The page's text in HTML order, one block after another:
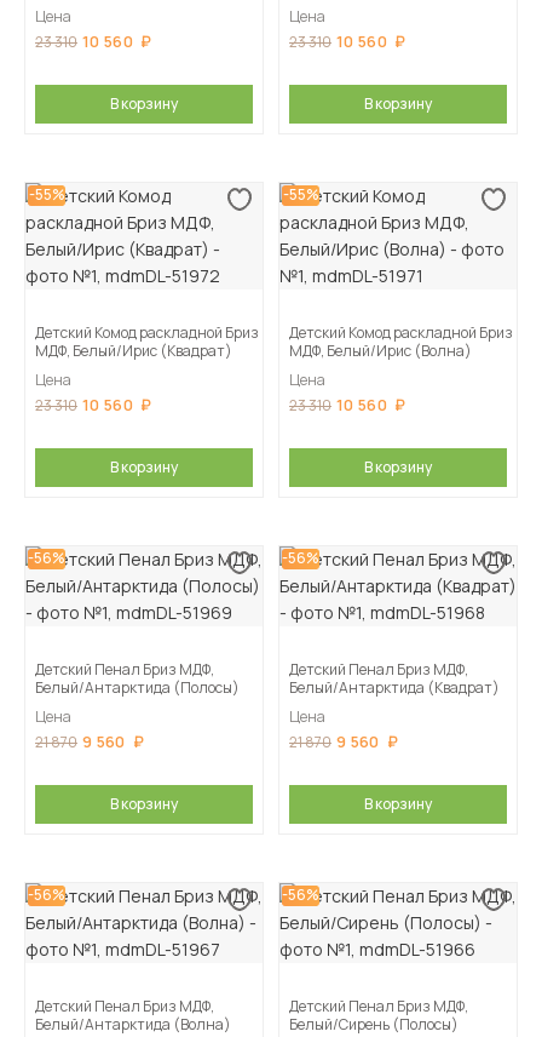
Цена
23 310 10 560
В корзину
Цена
23 310 10 560
В корзину
-55%
Детский Комод раскладной Бриз
МДФ, Белый/Ирис (Квадрат)
Цена
23 310 10 560
В корзину
-55%
Детский Комод раскладной Бриз
МДФ, Белый/Ирис (Волна)
Цена
23 310 10 560
В корзину
-56%
Детский Пенал Бриз МДФ,
Белый/Антарктида (Полосы)
Цена
21 870 9 560
В корзину
-56%
Детский Пенал Бриз МДФ,
Белый/Антарктида (Квадрат)
Цена
21 870 9 560
В корзину
-56%
Детский Пенал Бриз МДФ,
Белый/Антарктида (Волна)
-56%
Детский Пенал Бриз МДФ,
Белый/Сирень (Полосы)